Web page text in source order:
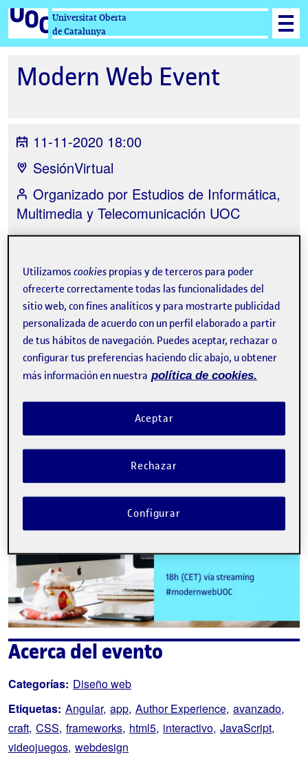
Universitat Oberta
de Catalunya
Modern Web Event
11-11-2020 18:00
SesiónVirtual
Organizado por Estudios de Informática,
Multimedia y Telecomunicación UOC
La inscripción ha finalizado.
Inscribirse
Contacto
Acerca del evento
Categorías: Diseño web
Etiquetas: Angular app Author Experience avanzado
craft CSS frameworks html5 interactivo JavaScript
videojuegos webdesign
Utilizamoscookies propias y de terceros para poder
ofrecerte correctamente todas las funcionalidades del
sitio web, con fines analíticos y para mostrarte publicidad
personalizada de acuerdo con un perfil elaborado a partir
de tus hábitos de navegación. Puedes aceptar, rechazar o
configurar tus preferencias haciendo clic abajo, u obtener
más información en nuestra política de cookies.
Rechazar
Aceptar
Configurar